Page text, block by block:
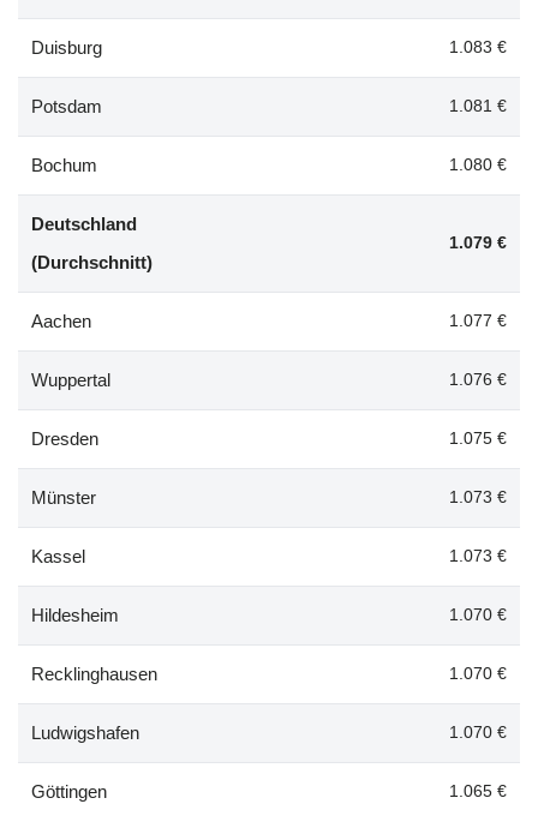
Duisburg 1.083 €
Potsdam 1.081 €
Bochum 1.080 €
Deutschland
(Durchschnitt)
1.079 €
Aachen 1.077 €
Wuppertal 1.076 €
Dresden 1.075 €
Münster 1.073 €
Kassel 1.073 €
Hildesheim 1.070 €
Recklinghausen 1.070 €
Ludwigshafen 1.070 €
Göttingen 1.065 €